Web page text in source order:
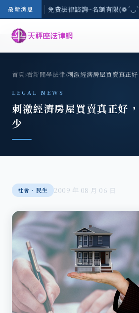
最新消息
-8/3(一) 現場免費法律諮詢~名額有限
首頁›看新聞學法律›刺激經濟房屋買賣真正
LEGAL NEWS
刺激經濟房屋買賣真正好
少
社會‧民生 2009 年 08 月 06 日